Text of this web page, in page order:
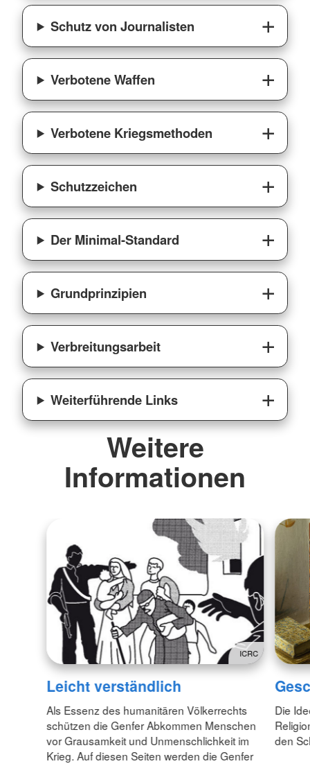
Schutz von Journalisten
Verbotene Waffen
Verbotene Kriegsmethoden
Schutzzeichen
Der Minimal-Standard
Grundprinzipien
Verbreitungsarbeit
Weiterführende Links
Weitere
Informationen
ICRC
Leicht verständlich
Als Essenz des humanitären Völkerrechts
schützen die Genfer Abkommen Menschen
vor Grausamkeit und Unmenschlichkeit im
Krieg. Auf diesen Seiten werden die Genfer
Die
den